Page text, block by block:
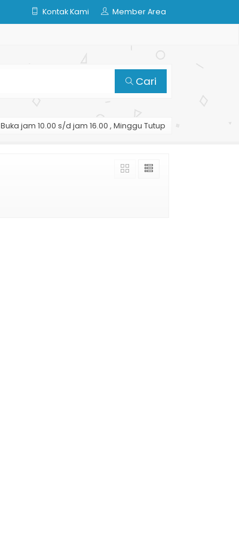
Kontak Kami Member Area
Cari
Buka jam 10.00 s/d jam 16.00 , Minggu Tutup